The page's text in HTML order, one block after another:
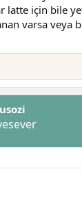
latte için bile
varsa veya